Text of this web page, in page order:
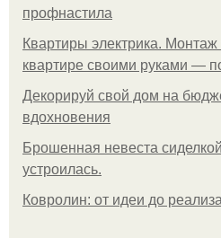
профнастила
Квартиры электрика. Монтаж
квартире своими руками —
Декорируй свой дом на
вдохновения
Брошенная невеста
устроилась.
Ковролин: от идеи до